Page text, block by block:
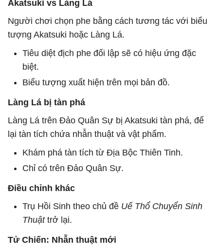
Akatsuki vs Làng Lá
Người chơi chọn phe bằng cách tương tác với biểu
tượng Akatsuki hoặc Làng Lá.
Tiêu diệt địch phe đối lập sẽ có hiệu ứng đặc
biệt.
Biểu tượng xuất hiện trên mọi bản đồ.
Làng Lá bị tàn phá
Làng Lá trên Đảo Quân Sự bị Akatsuki tàn phá, để
lại tàn tích chứa nhẫn thuật và vật phẩm.
Khám phá tàn tích từ Địa Bộc Thiên Tinh.
Chỉ có trên Đảo Quân Sự.
Điều chỉnh khác
Trụ Hồi Sinh theo chủ đề Uế Thổ Chuyển Sinh
Thuậttrở lại.
Tử Chiến: Nhẫn thuật mới